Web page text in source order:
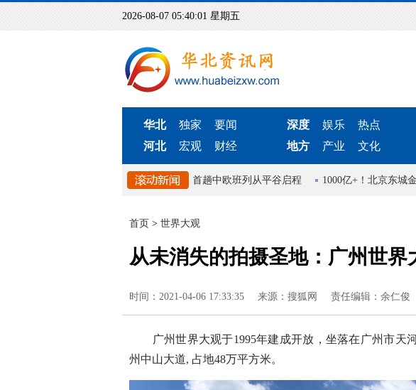
2026-08-07 05:40:03 星期五
华北 独家
要闻
河北
宏观 财经
深度 娱乐
热点
地方
产业 文化
北京首趟中欧班列从平谷启程 1000亿+！北京东城金融业
首页 > 世界大观
从未消失的拍摄圣地：广州世
时间：2021-04-06 17:33:35 来源：搜狐网 责任编辑：余仁俊
广州世界大观于1995年建成开放，坐落在广州市天
州中山大道, 占地48万平方米。